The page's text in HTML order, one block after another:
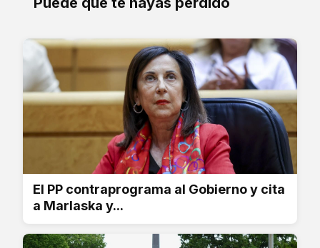
El PP contraprograma al Gobierno y cita
a Marlaska y...